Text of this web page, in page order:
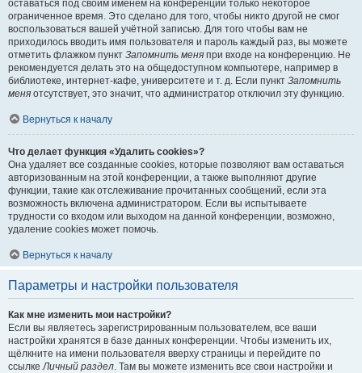
оставаться под своим именем на конференции только некоторое
ограниченное время. Это сделано для того, чтобы никто другой не смог
воспользоваться вашей учётной записью. Для того чтобы вам не
приходилось вводить имя пользователя и пароль каждый раз, вы можете
отметить флажком пункт Запомнить меня при входе на конференцию. Не
рекомендуется делать это на общедоступном компьютере, например в
библиотеке, интернет-кафе, университете и т. д. Если пункт Запомнить
меня отсутствует, это значит, что администратор отключил эту функцию.
Вернуться к началу
Что делает функция «Удалить cookies»?
Она удаляет все созданные cookies, которые позволяют вам оставаться
авторизованным на этой конференции, а также выполняют другие
функции, такие как отслеживание прочитанных сообщений, если эта
возможность включена администратором. Если вы испытываете
трудности со входом или выходом на данной конференции, возможно,
удаление cookies может помочь.
Вернуться к началу
Параметры и настройки пользователя
Как мне изменить мои настройки?
Если вы являетесь зарегистрированным пользователем, все ваши
настройки хранятся в базе данных конференции. Чтобы изменить их,
щёлкните на имени пользователя вверху страницы и перейдите по
ссылкеЛичный раздел. Там вы можете изменить все свои настройки и